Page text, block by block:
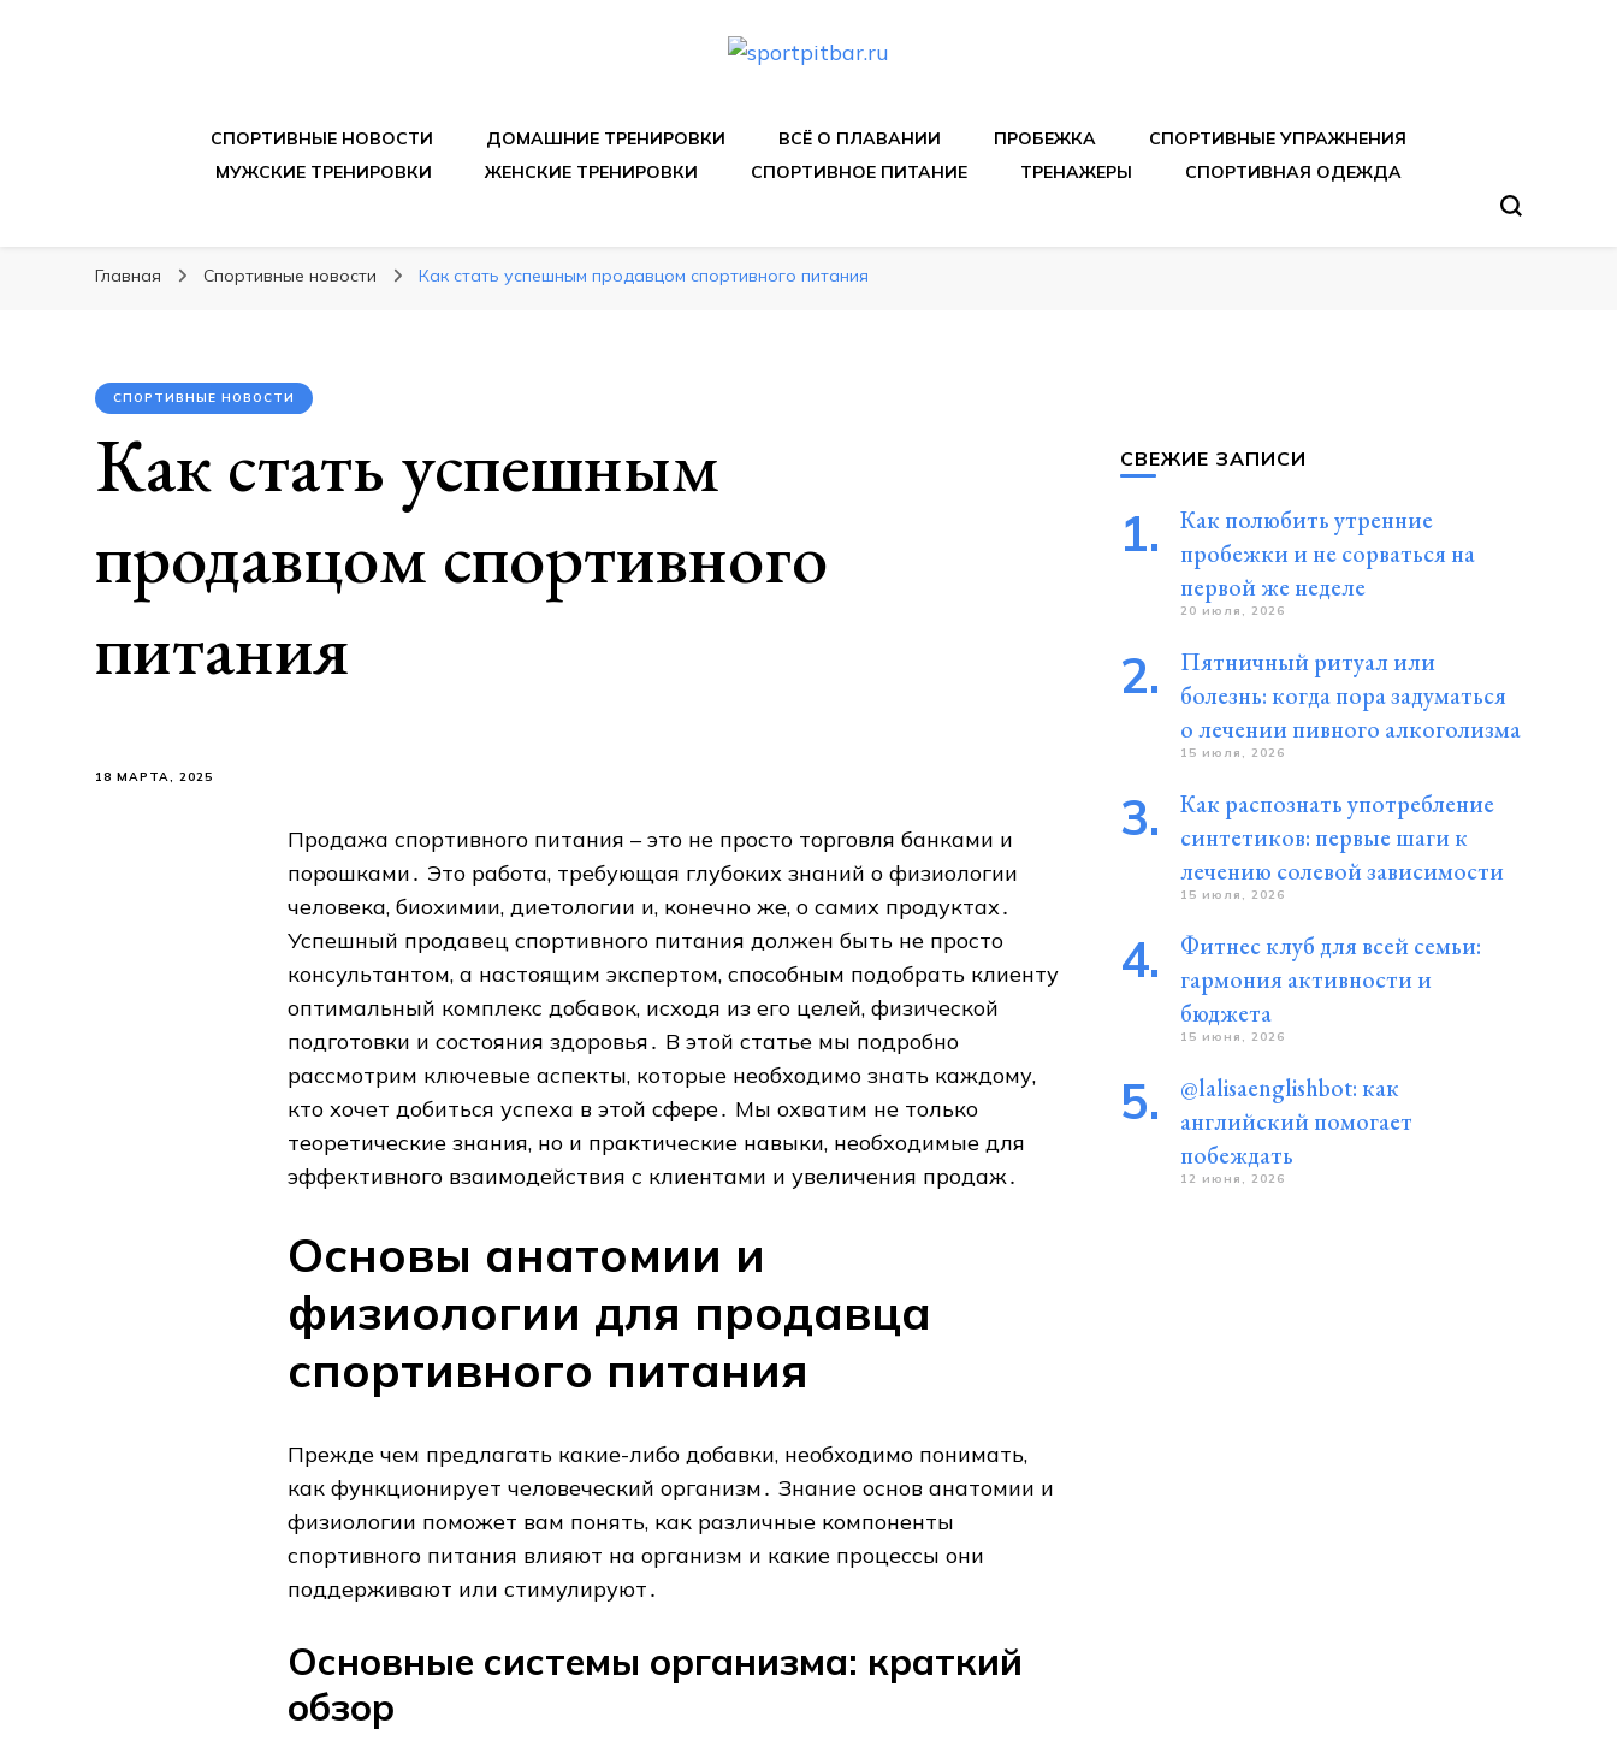
СПОРТИВНЫЕ НОВОСТИ ДОМАШНИЕ ТРЕНИРОВКИ ВСЁ О ПЛАВАНИИ ПРОБЕЖКА
СПОРТИВНЫЕ УПРАЖНЕНИЯ
МУЖСКИЕ ТРЕНИРОВКИ
ЖЕНСКИЕ ТРЕНИРОВКИ СПОРТИВНОЕ ПИТАНИЕ ТРЕНАЖЕРЫ СПОРТИВНАЯ ОДЕЖДА
Главная Спортивные новости Как стать успешным продавцом спортивного питания
СПОРТИВНЫЕ НОВОСТИ
Как стать успешным
продавцом спортивного
питания
18 МАРТА, 2025
Продажа спортивного питания – это не просто торговля банками и
порошками․ Это работа, требующая глубоких знаний о физиологии
человека, биохимии, диетологии и, конечно же, о самих продуктах․
Успешный продавец спортивного питания должен быть не просто
консультантом, а настоящим экспертом, способным подобрать клиенту
оптимальный комплекс добавок, исходя из его целей, физической
подготовки и состояния здоровья․ В этой статье мы подробно
рассмотрим ключевые аспекты, которые необходимо знать каждому,
кто хочет добиться успеха в этой сфере․ Мы охватим не только
теоретические знания, но и практические навыки, необходимые для
эффективного взаимодействия с клиентами и увеличения продаж․
Основы анатомии и
физиологии для продавца
спортивного питания
Прежде чем предлагать какие-либо добавки, необходимо понимать,
как функционирует человеческий организм․ Знание основ анатомии и
физиологии поможет вам понять, как различные компоненты
спортивного питания влияют на организм и какие процессы они
поддерживают или стимулируют․
Основные системы организма: краткий
обзор
СВЕЖИЕ ЗАПИСИ
Как полюбить утренние
пробежки и не сорваться на
первой же неделе
20 июля, 2026
Пятничный ритуал или
болезнь: когда пора задуматься
о лечении пивного алкоголизма
15 июля, 2026
Как распознать употребление
синтетиков: первые шаги к
лечению солевой зависимости
15 июля, 2026
Фитнес клуб для всей семьи:
гармония активности и
бюджета
15 июня, 2026
@lalisaenglishbot: как
английский помогает
побеждать
12 июня, 2026